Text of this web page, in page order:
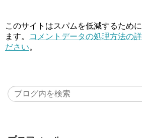
このサイトはスパムを低減するため
ます。
コメントデータの処理方法の
ださい。